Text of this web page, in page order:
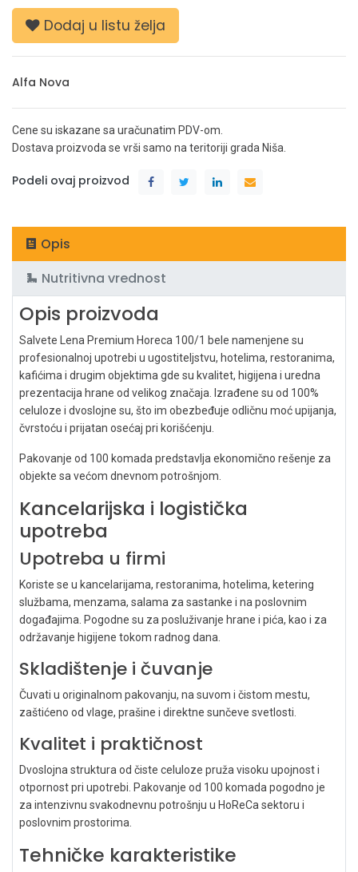
Dodaj u listu želja
Alfa Nova
Cene su iskazane sa uračunatim PDV-om.
Dostava proizvoda se vrši samo na teritoriji grada Niša.
Podeli ovaj proizvod
Opis
Nutritivna vrednost
Opis proizvoda
Salvete Lena Premium Horeca 100/1 bele namenjene su
profesionalnoj upotrebi u ugostiteljstvu, hotelima, restoranima,
kafićima i drugim objektima gde su kvalitet, higijena i uredna
prezentacija hrane od velikog značaja. Izrađene su od 100%
celuloze i dvoslojne su, što im obezbeđuje odličnu moć upijanja,
čvrstoću i prijatan osećaj pri korišćenju.
Pakovanje od 100 komada predstavlja ekonomično rešenje za
objekte sa većom dnevnom potrošnjom.
Kancelarijska i logistička
upotreba
Upotreba u firmi
Koriste se u kancelarijama, restoranima, hotelima, ketering
službama, menzama, salama za sastanke i na poslovnim
događajima. Pogodne su za posluživanje hrane i pića, kao i za
održavanje higijene tokom radnog dana.
Skladištenje i čuvanje
Čuvati u originalnom pakovanju, na suvom i čistom mestu,
zaštićeno od vlage, prašine i direktne sunčeve svetlosti.
Kvalitet i praktičnost
Dvoslojna struktura od čiste celuloze pruža visoku upojnost i
otpornost pri upotrebi. Pakovanje od 100 komada pogodno je
za intenzivnu svakodnevnu potrošnju u HoReCa sektoru i
poslovnim prostorima.
Tehničke karakteristike